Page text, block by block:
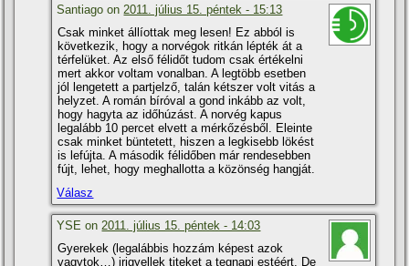
Santiago on2011. július 15. péntek - 15:13
Csak minket állí­ottak meg lesen! Ez abból is
következik, hogy a norvégok ritkán lépték át a
térfelüket. Az első félidőt tudom csak értékelni
mert akkor voltam vonalban. A legtöbb esetben
jól lengetett a partjelző, talán kétszer volt vitás a
helyzet. A román bí­róval a gond inkább az volt,
hogy hagyta az időhúzást. A norvég kapus
legalább 10 percet elvett a mérkőzésből. Eleinte
csak minket büntetett, hiszen a legkisebb lökést
is lefújta. A második félidőben már rendesebben
fújt, lehet, hogy meghallotta a közönség hangját.
Válasz
YSE on2011. július 15. péntek - 14:03
Gyerekek (legalábbis hozzám képest azok
vagytok…) irigyellek titeket a tegnapi estéért. De